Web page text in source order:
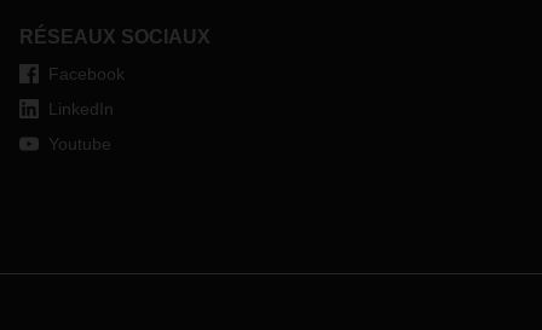
RÉSEAUX SOCIAUX
Facebook
LinkedIn
Youtube